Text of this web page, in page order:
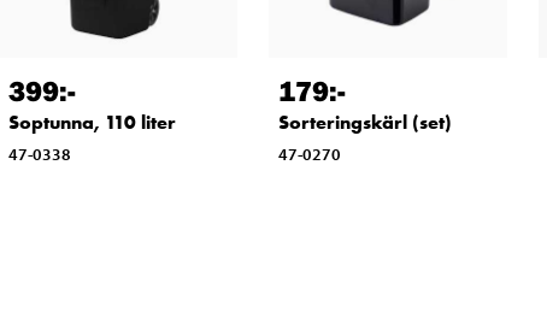
399:-
Soptunna, 110 liter
47-0338
179:-
Sorteringskärl (set)
47-0270